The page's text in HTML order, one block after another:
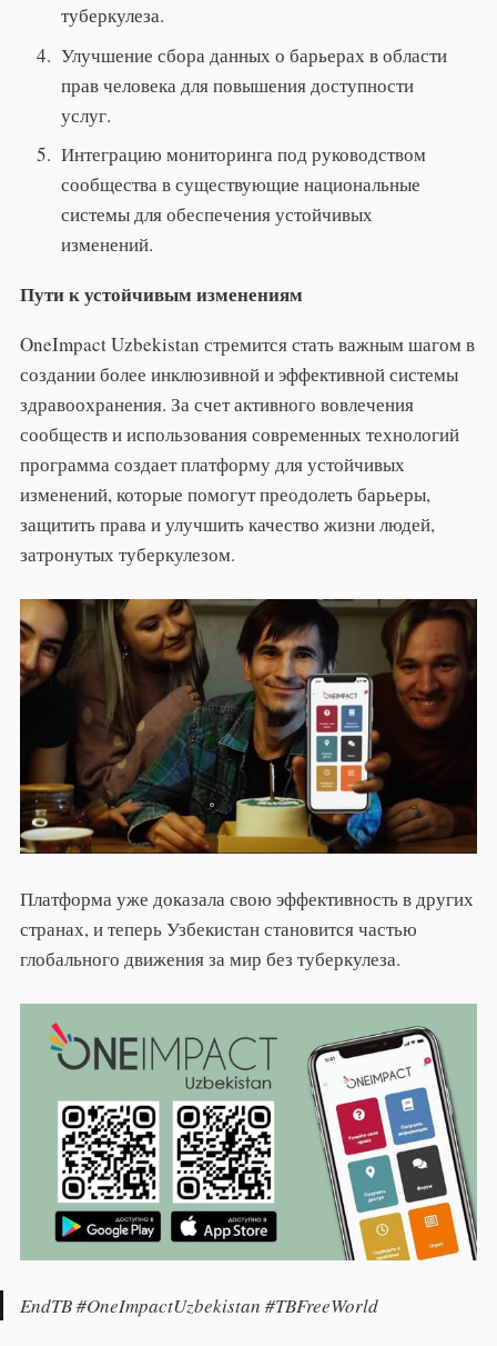
туберкулеза.
Улучшение сбора данных о барьерах в области
прав человека для повышения доступности
услуг.
Интеграцию мониторинга под руководством
сообщества в существующие национальные
системы для обеспечения устойчивых
изменений.
Пути к устойчивым изменениям
OneImpact Uzbekistan стремится стать важным шагом в
создании более инклюзивной и эффективной системы
здравоохранения. За счет активного вовлечения
сообществ и использования современных технологий
программа создает платформу для устойчивых
изменений, которые помогут преодолеть барьеры,
защитить права и улучшить качество жизни людей,
затронутых туберкулезом.
Платформа уже доказала свою эффективность в других
странах, и теперь Узбекистан становится частью
глобального движения за мир без туберкулеза.
EndTB #OneImpactUzbekistan #TBFreeWorld